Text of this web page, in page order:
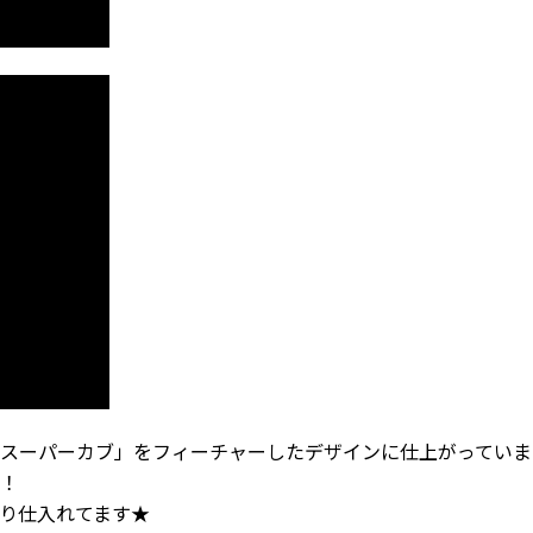
パーカブ」をフィーチャーしたデザインに仕上がってい
仕入れてます★